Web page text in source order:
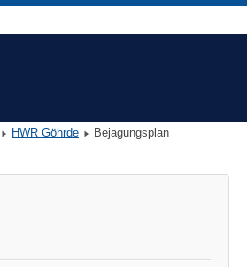
HWR Göhrde
Bejagungsplan